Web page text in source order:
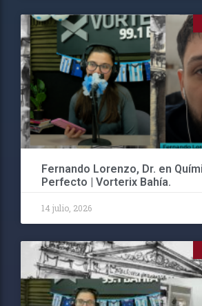
Fernando Lorenzo, Dr. en
Perfecto | Vorterix Bahía.
14 julio, 2026